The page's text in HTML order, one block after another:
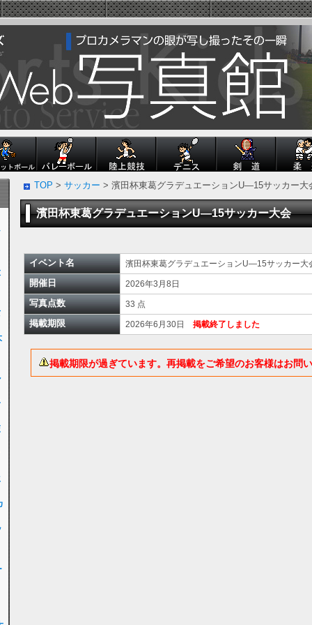
TOP > サッカー > 濱田杯東葛グラデュエーションU―15サッカー大
濱田杯東葛グラデュエーションU―15サッカー大会
イベント名 濱田杯東葛グラデュエーションU―15サッカー大
開催日 2026年3月8日
写真点数 33 点
掲載期限 2026年6月30日 掲載終了しました
掲載期限が過ぎています。再掲載をご希望のお客様はお問い